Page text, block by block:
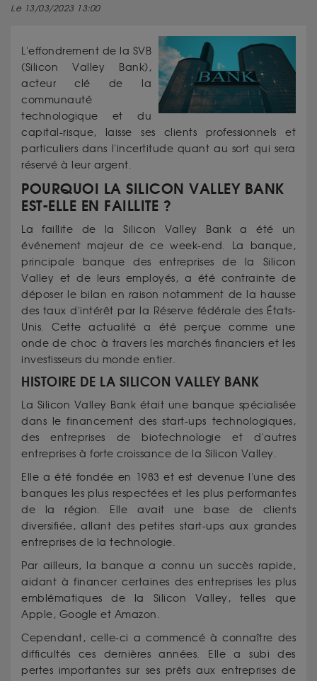
Le 13/03/2023 13:00
L'effondrement de la SVB
(Silicon Valley Bank),
acteur clé de la
communauté
technologique et du
capital-risque, laisse ses clients professionnels et
particuliers dans l'incertitude quant au sort qui sera
réservé à leur argent.
POURQUOI LA SILICON VALLEY BANK
EST-ELLE EN FAILLITE ?
La faillite de la Silicon Valley Bank a été un
événement majeur de ce week-end. La banque,
principale banque des entreprises de la Silicon
Valley et de leurs employés, a été contrainte de
déposer le bilan en raison notamment de la hausse
des taux d'intérêt par la Réserve fédérale des États-
Unis. Cette actualité a été perçue comme une
onde de choc à travers les marchés financiers et les
investisseurs du monde entier.
HISTOIRE DE LA SILICON VALLEY BANK
La Silicon Valley Bank était une banque spécialisée
dans le financement des start-ups technologiques,
des entreprises de biotechnologie et d'autres
entreprises à forte croissance de la Silicon Valley.
Elle a été fondée en 1983 et est devenue l'une des
banques les plus respectées et les plus performantes
de la région. Elle avait une base de clients
diversifiée, allant des petites start-ups aux grandes
entreprises de la technologie.
Par ailleurs, la banque a connu un succès rapide,
aidant à financer certaines des entreprises les plus
emblématiques de la Silicon Valley, telles que
Apple, Google et Amazon.
Cependant, celle-ci a commencé à connaître des
difficultés ces dernières années. Elle a subi des
pertes importantes sur ses prêts aux entreprises de